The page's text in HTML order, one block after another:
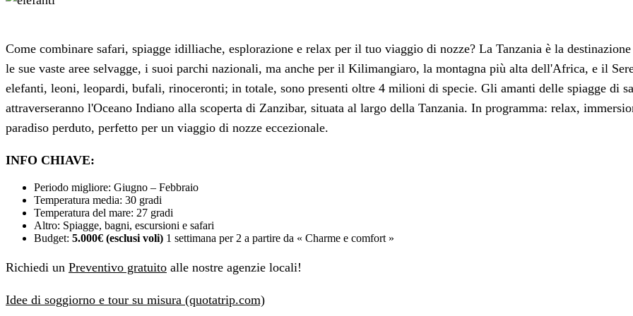
Come combinare safari, spiagge idilliache, esplorazione e relax per il tuo viaggio di nozze? La Tanzania è la
le sue vaste aree selvagge, i suoi parchi nazionali, ma anche per il Kilimangiaro, la montagna più alta dell'Africa, e il
elefanti, leoni, leopardi, bufali, rinoceronti; in totale, sono presenti oltre 4 milioni di specie. Gli amanti delle spiagge di
attraverseranno l'Oceano Indiano alla scoperta di Zanzibar, situata al largo della Tanzania. In programma: relax,
paradiso perduto, perfetto per un viaggio di nozze eccezionale.
INFO CHIAVE:
Periodo migliore: Giugno – Febbraio
Temperatura media: 30 gradi
Temperatura del mare: 27 gradi
Altro: Spiagge, bagni, escursioni e safari
Budget: 5.000€ (esclusi voli) 1 settimana per 2 a partire da « Charme e comfort »
Richiedi un Preventivo gratuito alle nostre agenzie locali!
Idee di soggiorno e tour su misura (quotatrip.com)